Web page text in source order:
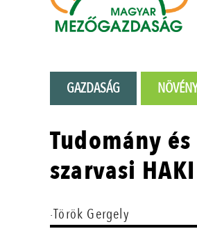
GAZDASÁG NÖVÉNY
Tudomány
szarvasi
·Török Gergely